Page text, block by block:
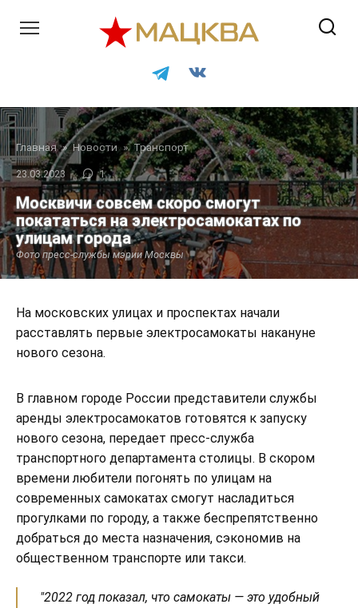
Главная » Новости » Транспорт
23.03.2023 1
Москвичи совсем скоро смогут
покататься на электросамокатах по
улицам города
Фото пресс-службы мэрии Москвы
На московских улицах и проспектах начали
расставлять первые электросамокаты накануне
нового сезона.
В главном городе России представители службы
аренды электросамокатов готовятся к запуску
нового сезона, передает пресс-служба
транспортного департамента столицы. В скором
времени любители погонять по улицам на
современных самокатах смогут насладиться
прогулками по городу, а также беспрепятственно
добраться до места назначения, сэкономив на
общественном транспорте или такси.
"2022 год показал, что самокаты — это удобный